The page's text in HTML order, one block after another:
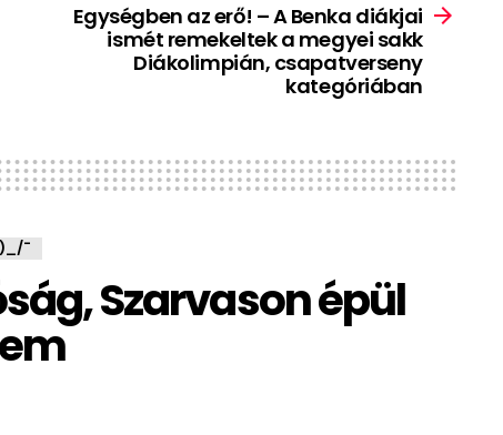
Egységben az erő! – A Benka diákjai
ismét remekeltek a megyei sakk
Diákolimpián, csapatverseny
kategóriában
¯
Szarvason épül